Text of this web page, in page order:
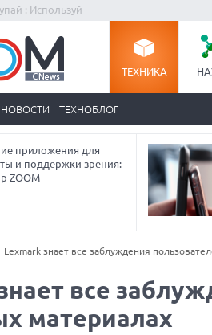
: Используй
ТЕХНИКА
НОВОСТИ ТЕХНОБЛОГ
приложения для
и поддержки зрения:
ZOOM
Lexmark знает все заблуждения
все
материалах